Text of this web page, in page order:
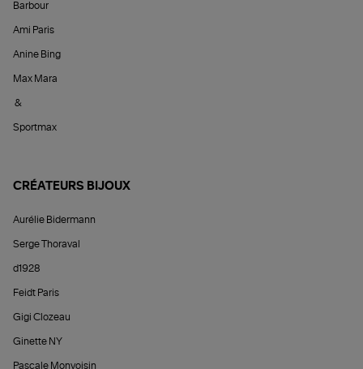
Barbour
Ami Paris
Anine Bing
Max Mara
&
Sportmax
CRÉATEURS BIJOUX
Aurélie Bidermann
Serge Thoraval
d1928
Feidt Paris
Gigi Clozeau
Ginette NY
Pascale Monvoisin